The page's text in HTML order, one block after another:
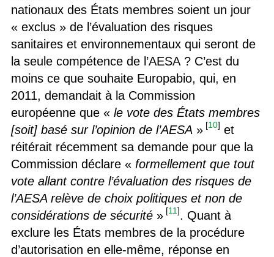
nationaux des États membres soient un jour
« exclus » de l’évaluation des risques
sanitaires et environnementaux qui seront de
la seule compétence de l’AESA ? C’est du
moins ce que souhaite Europabio, qui, en
2011, demandait à la Commission
européenne que « le vote des États membres
[soit] basé sur l’opinion de l’AESA » [10] et
réitérait récemment sa demande pour que la
Commission déclare « formellement que tout
vote allant contre l’évaluation des risques de
l’AESA relève de choix politiques et non de
considérations de sécurité» [11]. Quant à
exclure les États membres de la procédure
d’autorisation en elle-même, réponse en